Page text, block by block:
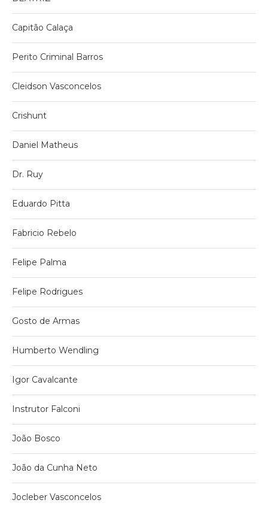
Capitão Calaça
Perito Criminal Barros
Cleidson Vasconcelos
Crishunt
Daniel Matheus
Dr. Ruy
Eduardo Pitta
Fabricio Rebelo
Felipe Palma
Felipe Rodrigues
Gosto de Armas
Humberto Wendling
Igor Cavalcante
Instrutor Falconi
João Bosco
João da Cunha Neto
Jocleber Vasconcelos